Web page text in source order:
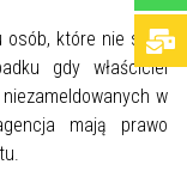
osób, które nie są w
gdy właściciel
w
mają prawo